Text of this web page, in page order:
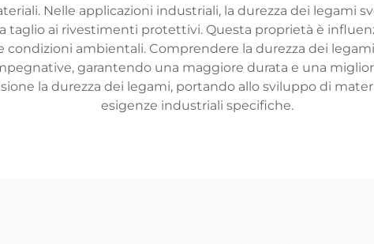
Nelle applicazioni industriali, la durezza dei legami
taglio ai rivestimenti protettivi. Questa proprietà è
condizioni ambientali. Comprendere la durezza dei
garantendo una maggiore durata e una
la durezza dei legami, portando allo sviluppo di
esigenze industriali specifiche.